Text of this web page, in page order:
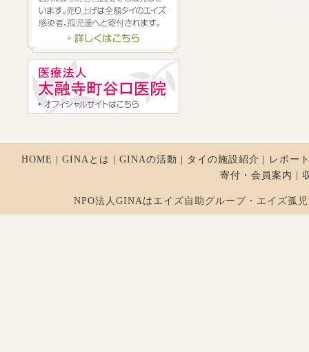
HOME GINAとは GINAの活動 タイの施設紹介
レポー
寄付・会員案内
NPO法人GINAはエイズ自助グループ・エイズ孤